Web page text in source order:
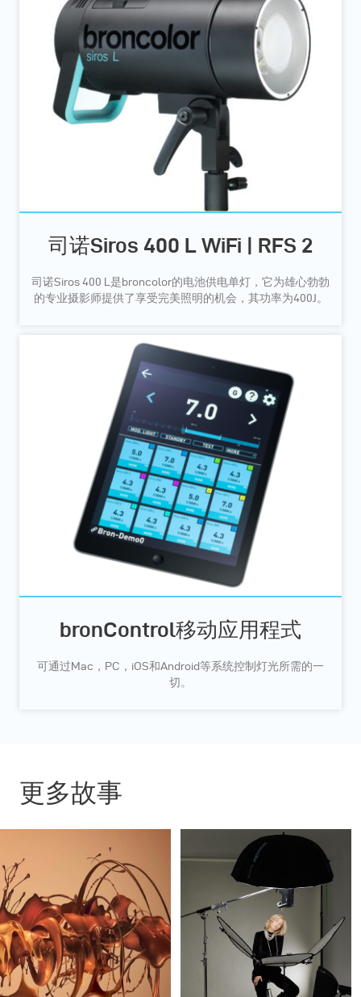
司诺Siros 400 L WiFi | RFS 2
司诺Siros 400 L是broncolor的电池供电单灯，它为雄心勃勃
的专业摄影师提供了享受完美照明的机会，其功率为400J。
bronControl移动应用程式
可通过Mac，PC，iOS和Android等系统控制灯光所需的一
切。
更多故事